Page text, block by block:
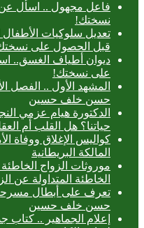
فاعل مجهول .. اسأل
نسختك!
تعديل سلوكيات
قبل الحصول على
ديوان أطياف الغسق..
على نسختك!
المشهد الأول .. الفصل
حسن خلف حسين
الدكتورة هيام عزمي
حياتنا؟ هل القلب أم
كواليس الإغلاق ووفاة
المالكة البريطانية
موروثات الزواج
الخاطئة المتداولة عن
تعرف على أبطال مسرحية
حسن خلف حسين
إعلام الجماهير ..